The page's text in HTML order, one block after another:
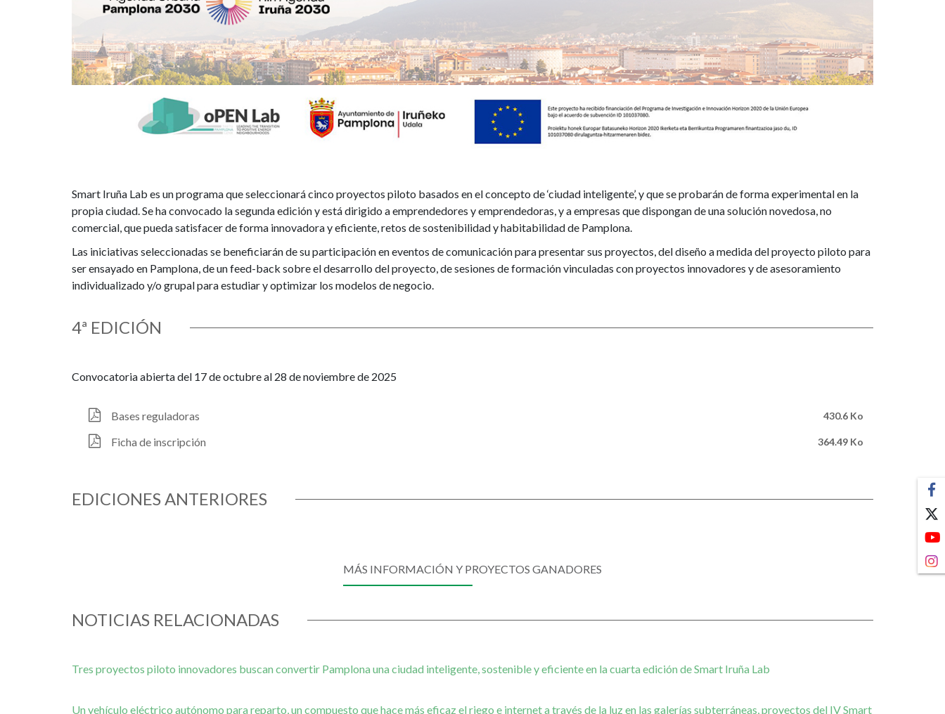
Smart Iruña Lab es un programa que seleccionará cinco proyectos piloto basados en el concepto de ‘ciudad inteligente’, y que se probarán de forma experimental en la
propia ciudad. Se ha convocado la segunda edición y está dirigido a emprendedores y emprendedoras, y a empresas que dispongan de una solución novedosa, no
comercial, que pueda satisfacer de forma innovadora y eficiente, retos de sostenibilidad y habitabilidad de Pamplona.
Las iniciativas seleccionadas se beneficiarán de su participación en eventos de comunicación para presentar sus proyectos, del diseño a medida del proyecto piloto para
ser ensayado en Pamplona, de un feed-back sobre el desarrollo del proyecto, de sesiones de formación vinculadas con proyectos innovadores y de asesoramiento
individualizado y/o grupal para estudiar y optimizar los modelos de negocio.
4ª EDICIÓN
Convocatoria abierta del 17 de octubre al 28 de noviembre de 2025
Bases reguladoras 430.6 Ko
Ficha de inscripción 364.49 Ko
EDICIONES ANTERIORES
MÁS INFORMACIÓN Y PROYECTOS GANADORES
NOTICIAS RELACIONADAS
Tres proyectos piloto innovadores buscan convertir Pamplona una ciudad inteligente, sostenible y eficiente en la cuarta edición de Smart Iruña Lab
Un vehículo eléctrico autónomo para reparto, un compuesto que hace más eficaz el riego e internet a través de la luz en las galerías subterráneas, proyectos del IV Smart